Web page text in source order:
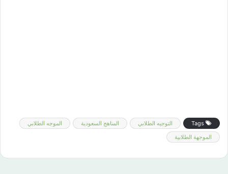
التوجيه الطلابي المناهج السعودية
الموجه الطلابي
الموجهة الطلابية